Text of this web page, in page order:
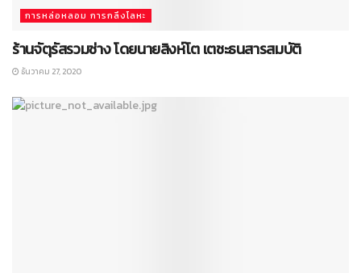
การหล่อหลอม การกลึงโลหะ
ร้านจัตุรัสรวมช่าง โดยนายสิงห์โต เตชะธนสารสมบัติ
ธันวาคม 27, 2020